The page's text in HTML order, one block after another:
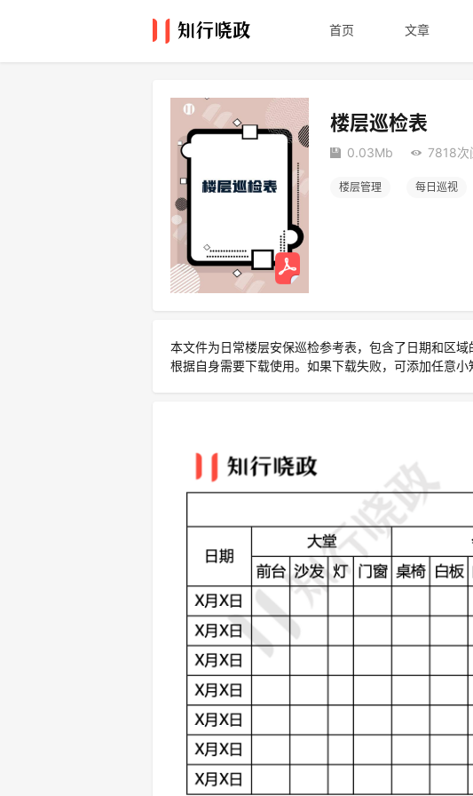
首页 文章
楼层巡检表
0.03Mb 7818次
楼层管理 每日巡视
本文件为日常楼层安保巡检参考表，包含了日期和区
根据自身需要下载使用。如果下载失败，可添加任意小